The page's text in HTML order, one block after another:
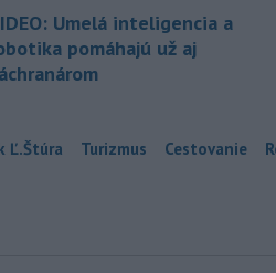
Umelá inteligencia a
pomáhajú už aj
Ľ.Štúra Turizmus Cestovanie